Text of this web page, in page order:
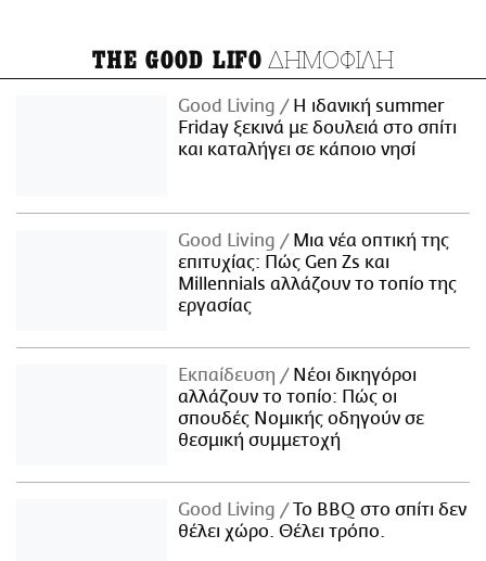
THE GOOD LIFO ΔΗΜΟΦΙΛΗ
Good Living
Η ιδανική summer
Friday ξεκινά με δουλειά στο σπίτι
και καταλήγει σε κάποιο νησί
Good Living
Μια νέα οπτική της
επιτυχίας: Πώς Gen Zs και
Millennials αλλάζουν το τοπίο της
εργασίας
Εκπαίδευση
Νέοι δικηγόροι
αλλάζουν το τοπίο: Πώς οι
σπουδές Νομικής οδηγούν σε
θεσμική συμμετοχή
Good Living
Το BBQ στο σπίτι δεν
θέλει χώρο. Θέλει τρόπο.